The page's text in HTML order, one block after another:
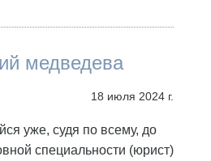
медведева
18 июля 2024 г.
уже, судя по всему, до
специальности (юрист)